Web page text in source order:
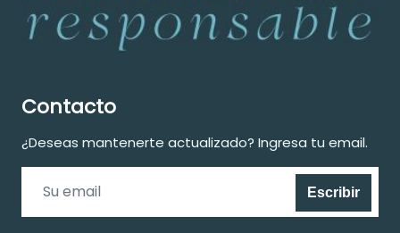
Contacto
¿Deseas mantenerte actualizado? Ingresa tu email.
Escribir